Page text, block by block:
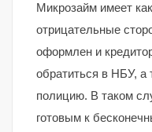
Микрозайм имеет
отрицательные
оформлен и
обратиться в НБУ, а
полицию. В таком
готовым к